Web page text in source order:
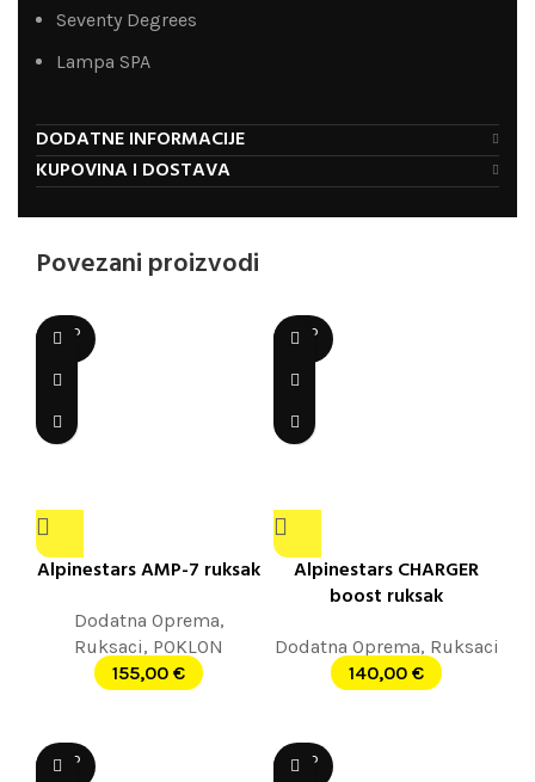
Seventy Degrees
Lampa SPA
DODATNE INFORMACIJE
KUPOVINA I DOSTAVA
Povezani proizvodi
SOLD
OUT
Alpinestars AMP-7 ruksak
Dodatna Oprema,
Ruksaci, POKLON
155,00 €
SOLD
OUT
Alpinestars CHARGER
boost ruksak
Dodatna Oprema, Ruksaci
140,00 €
SOLD
OUT
SOLD
OUT